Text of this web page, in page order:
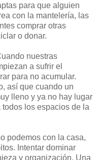
para que alguien
con la mantelería, las
comprar otras
o donar.
nuestras
a sufrir el
para no acumular.
así que cuando un
lleno y ya no hay lugar
todos los espacios de la
podemos con la casa,
Intentar dominar
y organización. Una